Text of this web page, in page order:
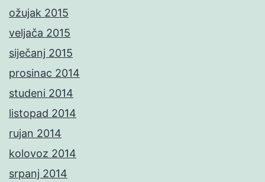
ožujak 2015
veljača 2015
siječanj 2015
prosinac 2014
studeni 2014
listopad 2014
rujan 2014
kolovoz 2014
srpanj 2014